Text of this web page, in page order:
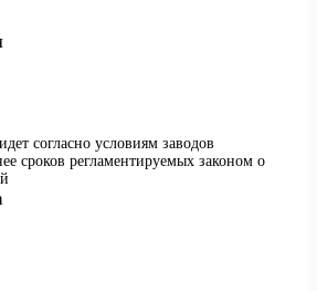
согласно условиям заводов
сроков регламентируемых законом о